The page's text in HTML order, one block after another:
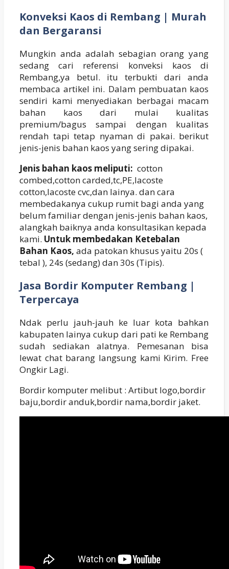
Konveksi Kaos di Rembang | Murah
dan Bergaransi
Mungkin anda adalah sebagian orang yang
sedang cari referensi konveksi kaos di
Rembang,ya betul. itu terbukti dari anda
membaca artikel ini. Dalam pembuatan kaos
sendiri kami menyediakan berbagai macam
bahan kaos dari mulai kualitas
premium/bagus sampai dengan kualitas
rendah tapi tetap nyaman di pakai. berikut
jenis-jenis bahan kaos yang sering dipakai.
Jenis bahan kaos meliputi: cotton
combed,cotton carded,tc,PE,lacoste
cotton,lacoste cvc,dan lainya. dan cara
membedakanya cukup rumit bagi anda yang
belum familiar dengan jenis-jenis bahan kaos,
alangkah baiknya anda konsultasikan kepada
kami. Untuk membedakan Ketebalan
Bahan Kaos, ada patokan khusus yaitu 20s (
tebal ), 24s (sedang) dan 30s (Tipis).
Jasa Bordir Komputer Rembang |
Terpercaya
Ndak perlu jauh-jauh ke luar kota bahkan
kabupaten lainya cukup dari pati ke Rembang
sudah sediakan alatnya. Pemesanan bisa
lewat chat barang langsung kami Kirim. Free
Ongkir Lagi.
Bordir komputer melibut : Artibut logo,bordir
baju,bordir anduk,bordir nama,bordir jaket.